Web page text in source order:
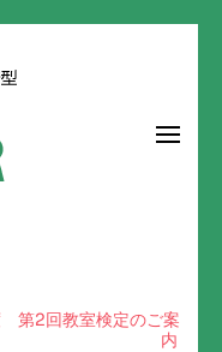
2回教室検定のご案
内